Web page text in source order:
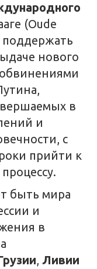
(Oude
поддержать
нового
в
и
с
прийти к
быть мира
и
в
, Ливии